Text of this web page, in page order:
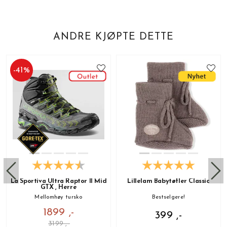
ANDRE KJØPTE DETTE
-41 %
La Sportiva Ultra Raptor II Mid
GTX , Herre
Mellomhøy tursko
1899 ,-
3199 ,-
Lillelam Babytøfler Classic
Bestselgere!
399 ,-